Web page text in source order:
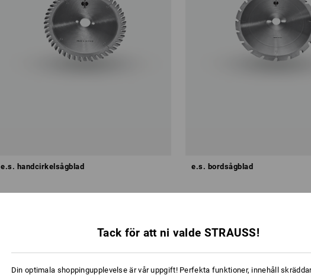
e.s. handcirkelsågblad e.s. bordsågblad
Tack för att ni valde STRAUSS!
Din optimala shoppingupplevelse är vår uppgift! Perfekta funktioner, innehåll